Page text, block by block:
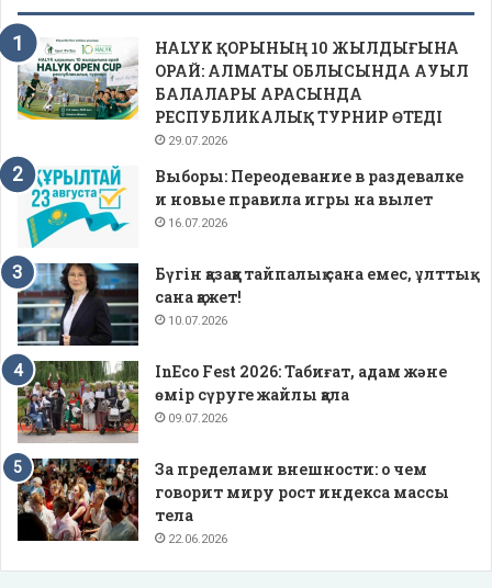
HALYK ҚОРЫНЫҢ 10 ЖЫЛДЫҒЫНА
ОРАЙ: АЛМАТЫ ОБЛЫСЫНДА АУЫЛ
БАЛАЛАРЫ АРАСЫНДА
РЕСПУБЛИКАЛЫҚ ТУРНИР ӨТЕДІ
29.07.2026
Выборы: Переодевание в раздевалке
и новые правила игры на вылет
16.07.2026
Бүгін қазаққа тайпалық сана емес, ұлттық
сана қажет!
10.07.2026
InEco Fest 2026: Табиғат, адам және
өмір сүруге жайлы қала
09.07.2026
За пределами внешности: о чем
говорит миру рост индекса массы
тела
22.06.2026